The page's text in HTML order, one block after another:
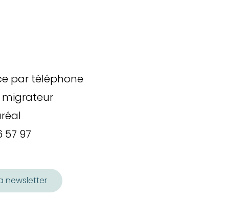
par téléphone
migrateur
57 97
newsletter